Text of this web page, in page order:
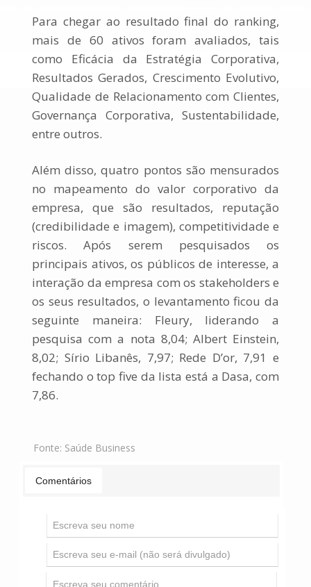
Para chegar ao resultado final do ranking,
mais de 60 ativos foram avaliados, tais
como Eficácia da Estratégia Corporativa,
Resultados Gerados, Crescimento Evolutivo,
Qualidade de Relacionamento com Clientes,
Governança Corporativa, Sustentabilidade,
entre outros.
Além disso, quatro pontos são mensurados
no mapeamento do valor corporativo da
empresa, que são resultados, reputação
(credibilidade e imagem), competitividade e
riscos. Após serem pesquisados os
principais ativos, os públicos de interesse, a
interação da empresa com os stakeholders e
os seus resultados, o levantamento ficou da
seguinte maneira: Fleury, liderando a
pesquisa com a nota 8,04; Albert Einstein,
8,02; Sírio Libanês, 7,97; Rede D’or, 7,91 e
fechando o top five da lista está a Dasa, com
7,86.
Fonte: Saúde Business
Comentários